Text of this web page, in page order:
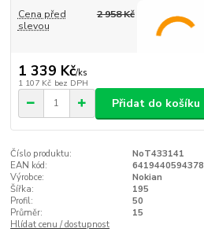
Cena před
slevou
2 958 Kč
1 339 Kč/ks
1 107 Kč bez DPH
Přidat do košíku
Číslo produktu:
NoT433141
EAN kód:
6419440594378
Výrobce:
Nokian
Šířka:
195
Profil:
50
Průměr:
15
Hlídat cenu / dostupnost